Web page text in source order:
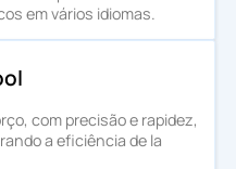
em vários idiomas.
com precisão e rapidez,
a eficiência de la